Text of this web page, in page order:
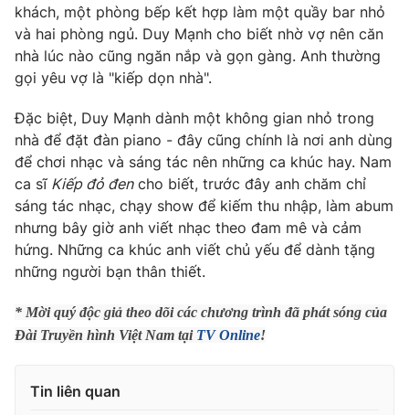
Phim VTV
Hậu trường
Khán giả
Giải sao mai
Giải trí
Điện ảnh
Âm nhạc
Sao
Đời sống
Du lịch
Làm đẹp
Chất lượng cuộc sống
Giáo dục
Tuyển sinh
Học trực tuyến
Công nghệ
Hitech Công nghệ tương lai
Sản phẩm
Thị trường
Tư vấn
Giao lưu trực tuyến
Lịch phát sóng
Emagazine
khách, một phòng bếp kết hợp làm một quầy bar nhỏ
và hai phòng ngủ. Duy Mạnh cho biết nhờ vợ nên căn
nhà lúc nào cũng ngăn nắp và gọn gàng. Anh thường
gọi yêu vợ là "kiếp dọn nhà".
Đặc biệt, Duy Mạnh dành một không gian nhỏ trong
nhà để đặt đàn piano - đây cũng chính là nơi anh dùng
để chơi nhạc và sáng tác nên những ca khúc hay. Nam
ca sĩ Kiếp đỏ đencho biết, trước đây anh chăm chỉ
sáng tác nhạc, chạy show để kiếm thu nhập, làm abum
nhưng bây giờ anh viết nhạc theo đam mê và cảm
hứng. Những ca khúc anh viết chủ yếu để dành tặng
những người bạn thân thiết.
* Mời quý độc giả theo dõi các chương trình đã phát sóng của
Đài Truyền hình Việt Nam tại TV Online!
Tin liên quan